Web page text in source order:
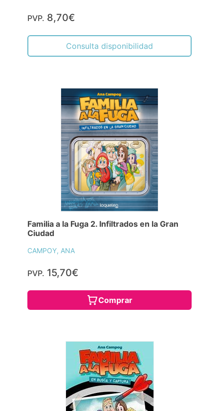
PVP. 8,70€
Consulta disponibilidad
Familia a la Fuga 2. Infiltrados en la Gran
Ciudad
CAMPOY, ANA
PVP. 15,70€
Comprar